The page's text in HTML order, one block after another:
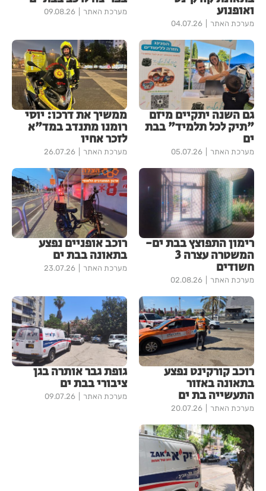
ואופנוע
מערכת האתר 04.07.26
מערכת האתר 09.08.26
גם השנה יתקיים מיזם
"תיק לכל תלמיד" בבת
ים
מערכת האתר 05.07.26
ממשיך את דרכו: יוסי
רומנו מתנדב במד"א
לזכר אחיו
מערכת האתר 26.07.26
רימון התפוצץ בבת ים-
המשטרה עצרה 3
חשודים
מערכת האתר 02.08.26
רוכב אופניים נפצע
בתאונה בבת ים
מערכת האתר 23.07.26
רוכב קורקינט נפצע
בתאונה באזור
התעשייה בת ים
מערכת האתר 20.07.26
גופת גבר אותרה בגן
ציבורי בבת ים
מערכת האתר 09.07.26